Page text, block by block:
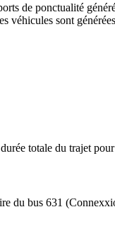
de ponctualité
sont
totale du trajet
du bus 631